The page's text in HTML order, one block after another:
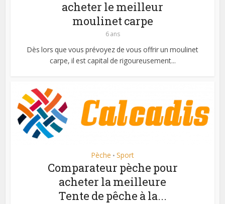
acheter le meilleur
moulinet carpe
6 ans
Dès lors que vous prévoyez de vous offrir un moulinet
carpe, il est capital de rigoureusement...
Pèche • Sport
Comparateur pèche pour
acheter la meilleure
Tente de pêche à la...